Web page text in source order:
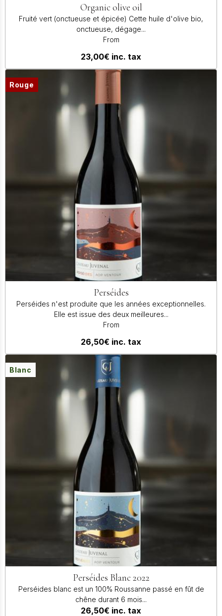
Organic olive oil
Fruité vert (onctueuse et épicée) Cette huile d'olive bio,
onctueuse, dégage...
From
23,00€ inc. tax
Rouge
Perséides
Perséides n'est produite que les années exceptionnelles.
Elle est issue des deux meilleures...
From
26,50€ inc. tax
Blanc
Perséides Blanc 2022
Perséides blanc est un 100% Roussanne passé en fût de
chêne durant 6 mois...
26,50€ inc. tax